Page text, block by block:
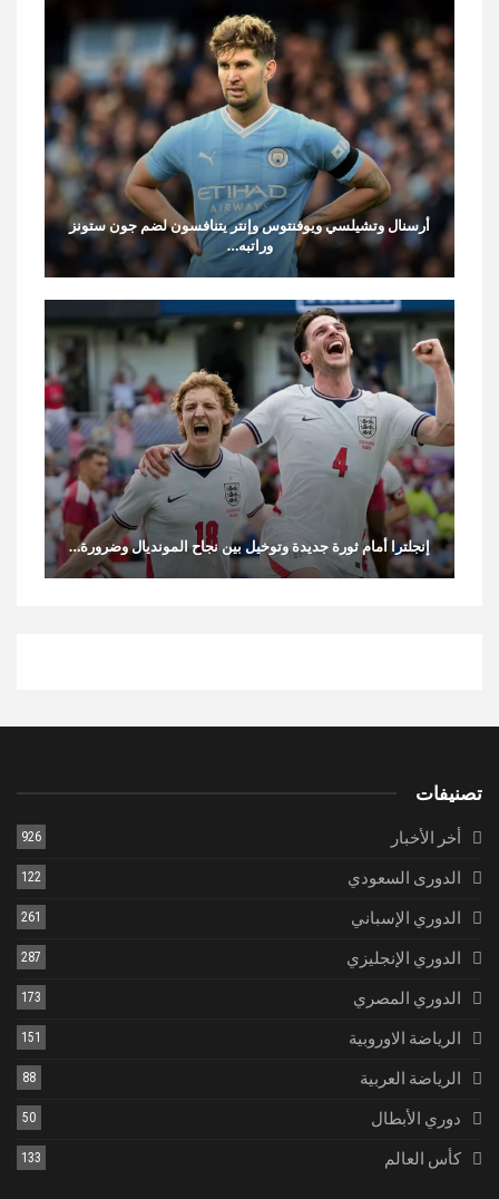
أرسنال وتشيلسي ويوفنتوس وإنتر يتنافسون لضم جون ستونز
وراتبه…
إنجلترا أمام ثورة جديدة وتوخيل بين نجاح المونديال وضرورة…
تصنيفات
أخر الأخبار 926
الدورى السعودي 122
الدوري الإسباني 261
الدوري الإنجليزي 287
الدوري المصري 173
الرياضة الاوروبية 151
الرياضة العربية 88
دوري الأبطال 50
كأس العالم 133